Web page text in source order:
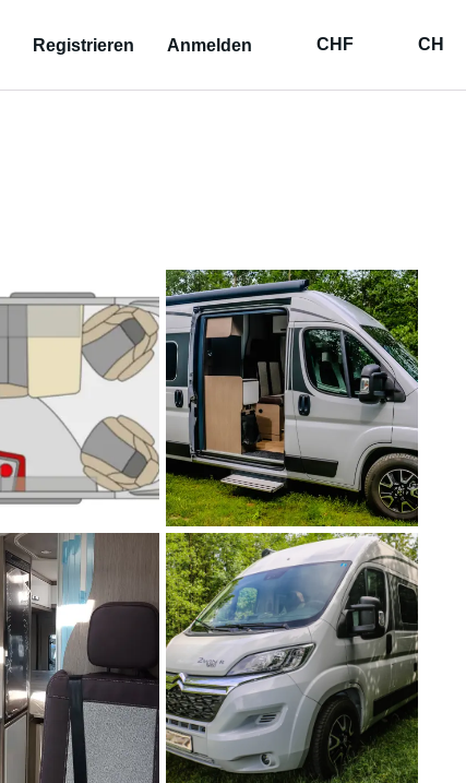
Registrieren Anmelden CHF CH